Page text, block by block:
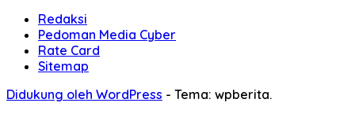
Redaksi
Pedoman Media Cyber
Rate Card
Sitemap
Didukung oleh WordPress - Tema: wpberita.